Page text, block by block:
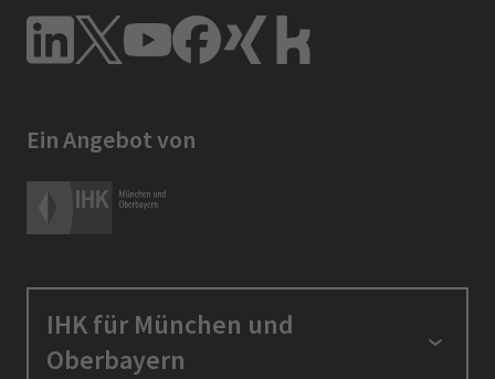
Ein Angebot von
IHK für München und
Oberbayern